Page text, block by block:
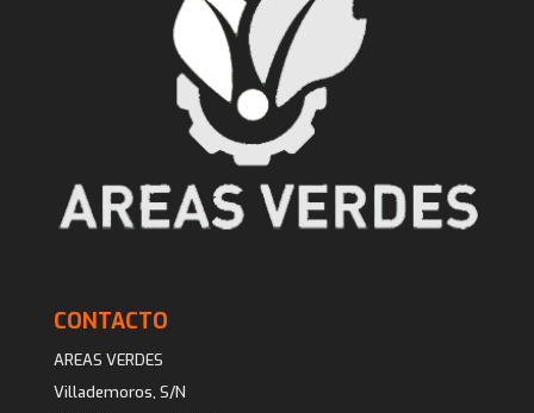
CONTACTO
AREAS VERDES
Villademoros, S/N